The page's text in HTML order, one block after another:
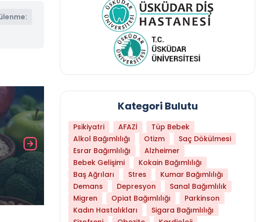
Daha Az Protein Tüketmek Yaşlanmayı
Kategori Bulutu
Psikiyatri AFAZİ
Tüp Bebek
Alkol Bağımlılığı
Otizm
Saç Dökülmesi
Esrar Bağımlılığı
Alzheimer
Bebek Gelişimi
Kokain Bağımlılığı
Baş Ağrıları
Stres
Kumar Bağımlılığı
Demans
Depresyon
Sanal Bağımlılık
Migren
Opiat Bağımlılığı
Parkinson
Kadın Hastalıkları
Sigara Bağımlılığı